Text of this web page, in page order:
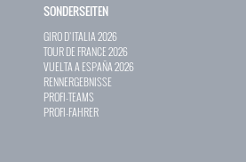
SONDERSEITEN
GIRO D`ITALIA 2026
TOUR DE FRANCE 2026
VUELTA A ESPAÑA 2026
RENNERGEBNISSE
PROFI-TEAMS
PROFI-FAHRER